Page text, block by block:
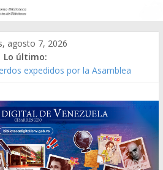
agosto 7, 2026
Lo último:
expedidos por la Asamblea
gráfico]
de Venezuela año CXXXIII Mes V,
N° 38.394
de Modesta Bor